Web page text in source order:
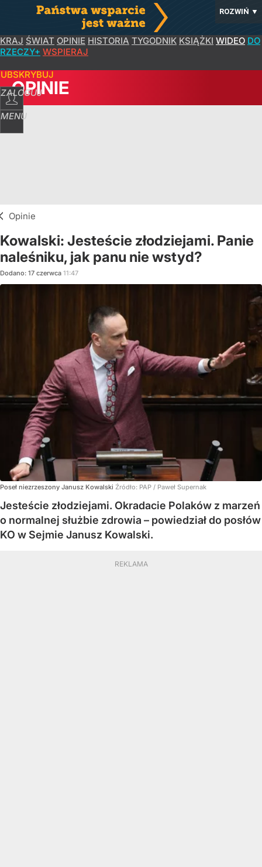
ROZWIŃ ▼
KRAJ ŚWIAT OPINIE HISTORIA TYGODNIK KSIĄŻKI WIDEO DO
RZECZY+ WSPIERAJ
ZALOGUJ
MENU
OPINIE
Opinie
Kowalski: Jesteście złodziejami. Panie
naleśniku, jak panu nie wstyd?
Dodano: 17 czerwca 11:47
Poseł niezrzeszony Janusz Kowalski Źródło: PAP / Paweł Supernak
Jesteście złodziejami. Okradacie Polaków z marzeń
o normalnej służbie zdrowia – powiedział do posłów
KO w Sejmie Janusz Kowalski.